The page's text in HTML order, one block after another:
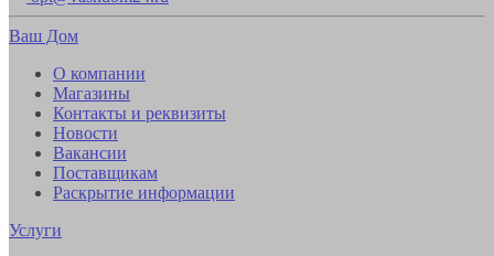
Ваш Дом
О компании
Магазины
Контакты и реквизиты
Новости
Вакансии
Поставщикам
Раскрытие информации
Услуги